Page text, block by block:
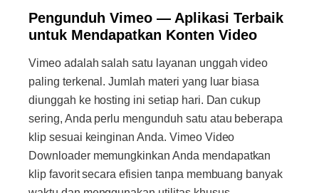
Pengunduh Vimeo — Aplikasi Terbaik
untuk Mendapatkan Konten Video
Vimeo adalah salah satu layanan unggah video
paling terkenal. Jumlah materi yang luar biasa
diunggah ke hosting ini setiap hari. Dan cukup
sering, Anda perlu mengunduh satu atau beberapa
klip sesuai keinginan Anda. Vimeo Video
Downloader memungkinkan Anda mendapatkan
klip favorit secara efisien tanpa membuang banyak